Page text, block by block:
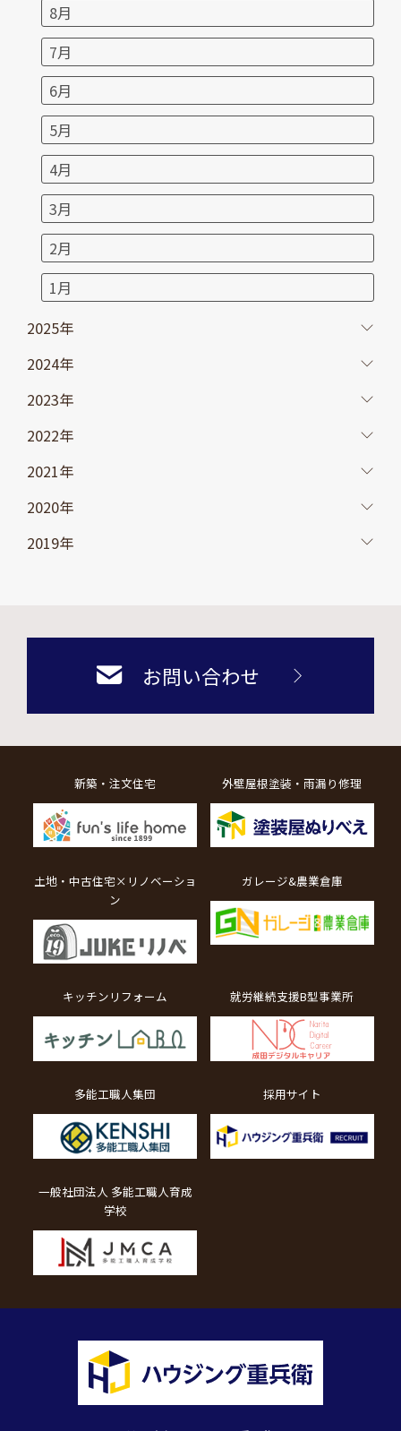
8月
7月
6月
5月
4月
3月
2月
1月
2025年
2024年
2023年
2022年
2021年
2020年
2019年
お問い合わせ
新築・注文住宅 外壁屋根塗装・雨漏り修理
土地・中古住宅×リノベーショ
ン
ガレージ&農業倉庫
キッチンリフォーム 就労継続支援B型事業所
多能工職人集団 採用サイト
一般社団法人 多能工職人育成
学校